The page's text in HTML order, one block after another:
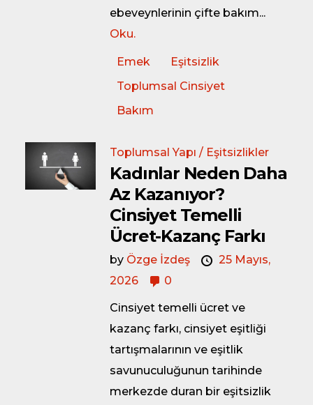
ebeveynlerinin çifte bakım...
Oku.
Emek
Eşitsizlik
Toplumsal Cinsiyet
Bakım
Toplumsal Yapı / Eşitsizlikler
Kadınlar Neden Daha
Az Kazanıyor?
Cinsiyet Temelli
Ücret-Kazanç Farkı
by Özge İzdeş
25 Mayıs,
2026
0
Cinsiyet temelli ücret ve
kazanç farkı, cinsiyet eşitliği
tartışmalarının ve eşitlik
savunuculuğunun tarihinde
merkezde duran bir eşitsizlik